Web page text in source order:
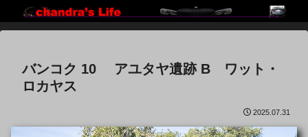
バンコク 10 アユタヤ遺跡 B ワット・
ロカヤス
2025.07.31